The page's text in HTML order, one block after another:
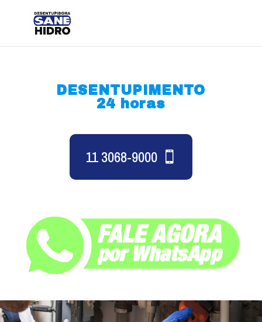
DESENTUPIMENTO
24 horas
11 3068-9000